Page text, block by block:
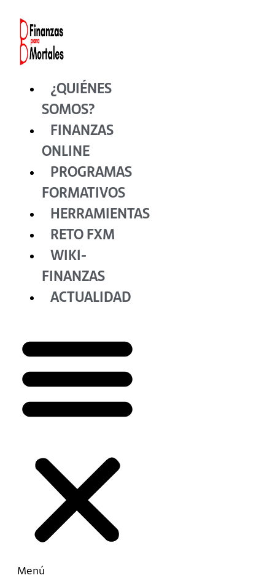
contenido
¿QUIÉNES
SOMOS?
FINANZAS
ONLINE
PROGRAMAS
FORMATIVOS
HERRAMIENTAS
RETO FXM
WIKI-
FINANZAS
ACTUALIDAD
Menú